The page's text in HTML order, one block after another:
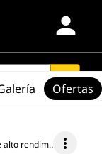
person
search
rendimiento more_vert
Ofertas